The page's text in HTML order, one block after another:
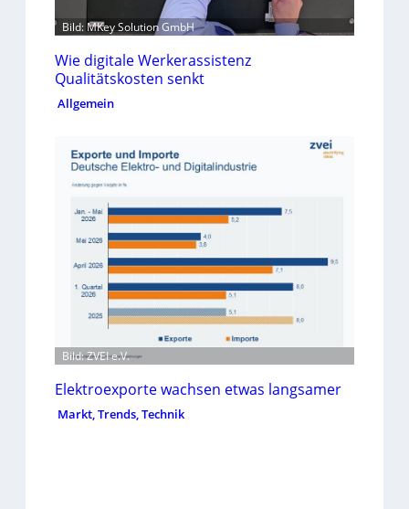
Bild: MKey Solution GmbH
Wie digitale Werkerassistenz
Qualitätskosten senkt
Allgemein
Bild: ZVEI e.V.
Elektroexporte wachsen etwas langsamer
Markt, Trends, Technik